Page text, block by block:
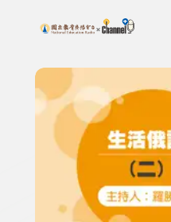
上方功能區塊
搜尋關鍵字：可輸入節目